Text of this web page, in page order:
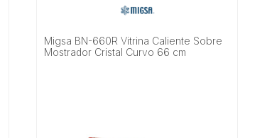
Migsa BN-660R Vitrina Caliente Sobre
Mostrador Cristal Curvo 66 cm